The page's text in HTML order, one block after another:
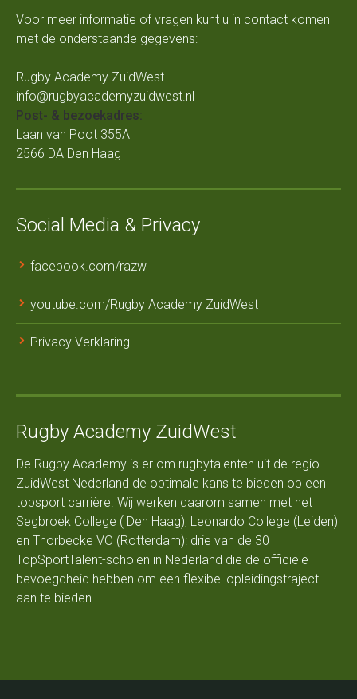
Voor meer informatie of vragen kunt u in contact komen
met de onderstaande gegevens:
Rugby Academy ZuidWest
info@rugbyacademyzuidwest.nl
Post- & bezoekadres:
Laan van Poot 355A
2566 DA Den Haag
Social Media & Privacy
facebook.com/razw
youtube.com/Rugby Academy ZuidWest
Privacy Verklaring
Rugby Academy ZuidWest
De Rugby Academy is er om rugbytalenten uit de regio
ZuidWest Nederland de optimale kans te bieden op een
topsport carrière. Wij werken daarom samen met het
Segbroek College ( Den Haag), Leonardo College (Leiden)
en Thorbecke VO (Rotterdam): drie van de 30
TopSportTalent-scholen in Nederland die de officiële
bevoegdheid hebben om een flexibel opleidingstraject
aan te bieden.